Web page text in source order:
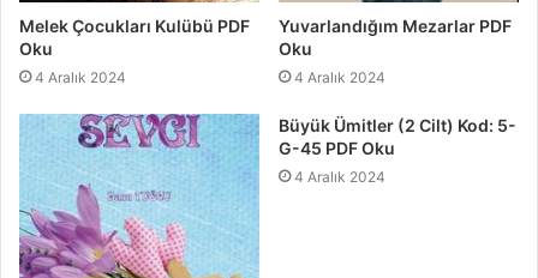
Melek Çocukları Kulübü PDF
Oku
4 Aralık 2024
Yuvarlandığım Mezarlar PDF
Oku
4 Aralık 2024
Büyük Ümitler (2 Cilt) Kod: 5-
G-45 PDF Oku
4 Aralık 2024